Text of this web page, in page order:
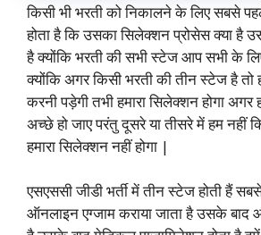
किसी भी भरती को निकालने के लिए सबसे
होता है कि उसका सिलेक्शन प्रोसेस क्या है
है क्योंकि भरती की सभी स्टेज आप सभी के
क्योंकि अगर किसी भरती की तीन स्टेज है तो
करनी पड़ेगी तभी हमारा सिलेक्शन होगा
अच्छे हो जाए परंतु दूसरे या तीसरे में हम नहीं
हमारा सिलेक्शन नहीं होगा |
एसएससी जीडी भर्ती में तीन स्टेज होती हैं
ऑनलाइन एग्जाम कराया जाता है उसके बाद